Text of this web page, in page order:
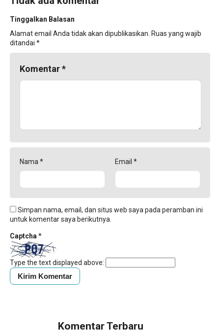
Tinggalkan Balasan
Alamat email Anda tidak akan dipublikasikan. Ruas yang wajib
ditandai *
Komentar*
Nama* Email *
Simpan nama, email, dan situs web saya pada peramban ini
untuk komentar saya berikutnya.
Captcha*
Type the text displayed above:
Komentar Terbaru